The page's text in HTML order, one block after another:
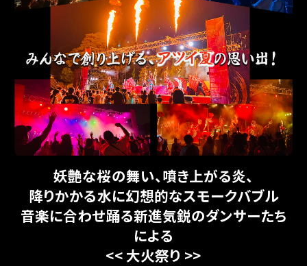
妖艶な桜の舞い、噴き上がる炎、
降りかかる水に幻想的なスモークバブル
音楽に合わせ踊る新進気鋭のダンサーたち
による
<< 大火祭り >>